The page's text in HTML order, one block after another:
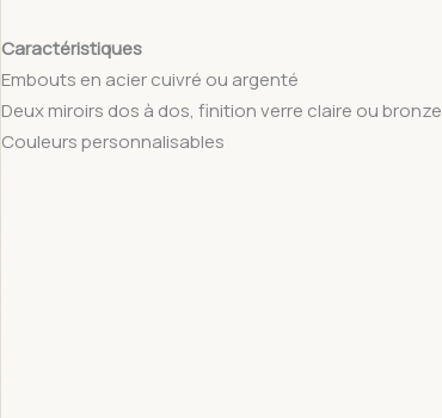
Caractéristiques
Embouts en acier cuivré ou argenté
Deux miroirs dos à dos, finition verre claire ou bronze
Couleurs personnalisables